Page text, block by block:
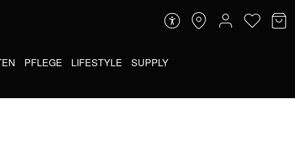
PFLEGE LIFESTYLE SUPPLY